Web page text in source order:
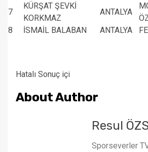
7
KÜRŞAT ŞEVKİ
KORKMAZ
ANTALYA
8
İSMAİL BALABAN ANTALYA
Hatalı Sonuç içi
About Author
Resul
Sporseverler